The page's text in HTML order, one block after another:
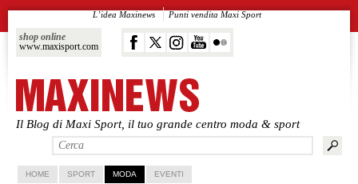
Il Blog di Maxi Sport, il tuo grande centro moda & sport
shop online
www.maxisport.com
L’idea Maxinews Punti vendita Maxi Sport
Vai al contenuto principale
Vai al contenuto secondario
HOME SPORT MODA EVENTI